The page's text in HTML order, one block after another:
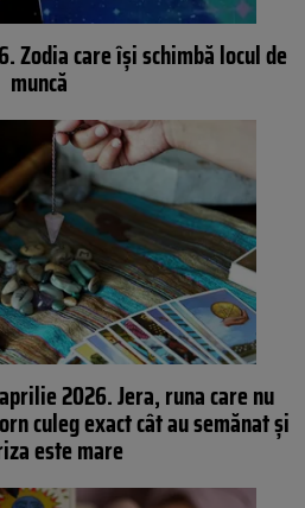
Zodia care își schimbă locul de
muncă
2026. Jera, runa care nu
culeg exact cât au semănat și
este mare